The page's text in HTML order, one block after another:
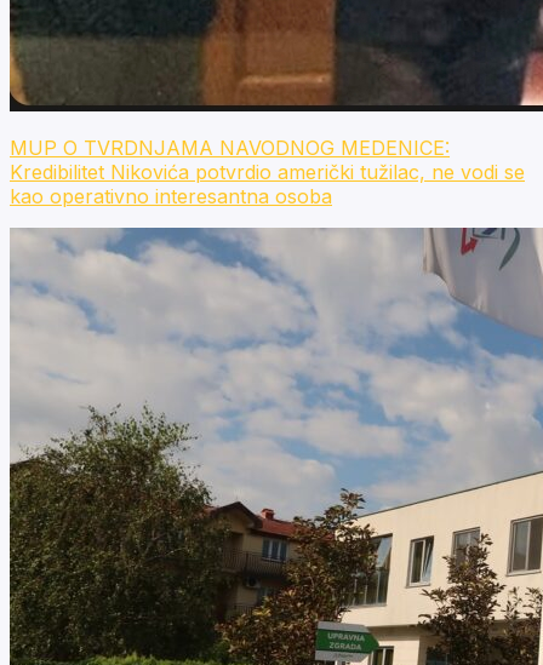
MUP O TVRDNJAMA NAVODNOG MEDENICE:
Kredibilitet Nikovića potvrdio američki tužilac, ne vodi se
kao operativno interesantna osoba